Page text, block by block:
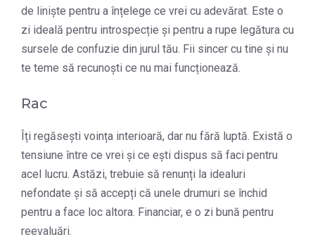
de liniște pentru a înțelege ce vrei cu adevărat. Este o
zi ideală pentru introspecție și pentru a rupe legătura cu
sursele de confuzie din jurul tău. Fii sincer cu tine și nu
te teme să recunoști ce nu mai funcționează.
Rac
Îți regăsești voința interioară, dar nu fără luptă. Există o
tensiune între ce vrei și ce ești dispus să faci pentru
acel lucru. Astăzi, trebuie să renunți la idealuri
nefondate și să accepți că unele drumuri se închid
pentru a face loc altora. Financiar, e o zi bună pentru
reevaluări.